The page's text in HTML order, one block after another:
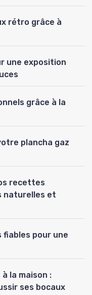
rétro grâce à
une exposition
grâce à la
plancha gaz
recettes
naturelles et
fiables pour une
la maison :
ses bocaux